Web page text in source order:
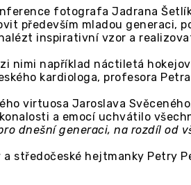
fotografa Jadrana
především mladou generaci,
inspirativní vzor a
nimi například náctiletá
kardiologa, profesora
virtuosa Jaroslava
a emocí uchvátilo
dnešní generaci, na rozdíl od
středočeské hejtmanky Petry